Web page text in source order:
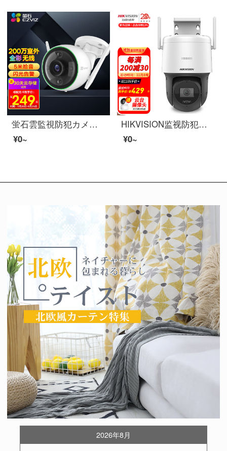
蛍石雲監視防犯カメラC 3 C\/C 3 Wワイヤレス200万HDスホリモトで音声対讲防カメラ室外モウタ家防水防尘200万C 3 Cフルカラ录音版
¥0~
HIKVISION监视防犯カミラワイヤワイファイ家360°パノラマビディオカーラフレオール水防水可対云台4 gボール机
¥0~
2026年8月